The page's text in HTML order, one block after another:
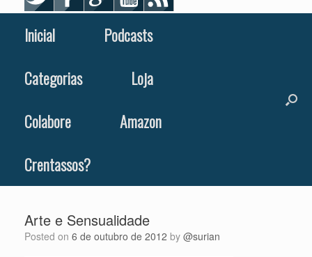
Inicial
Podcasts
Categorias
Loja
Colabore
Amazon
Crentassos?
Arte e Sensualidade
Posted on 6 de outubro de 2012 by @surian